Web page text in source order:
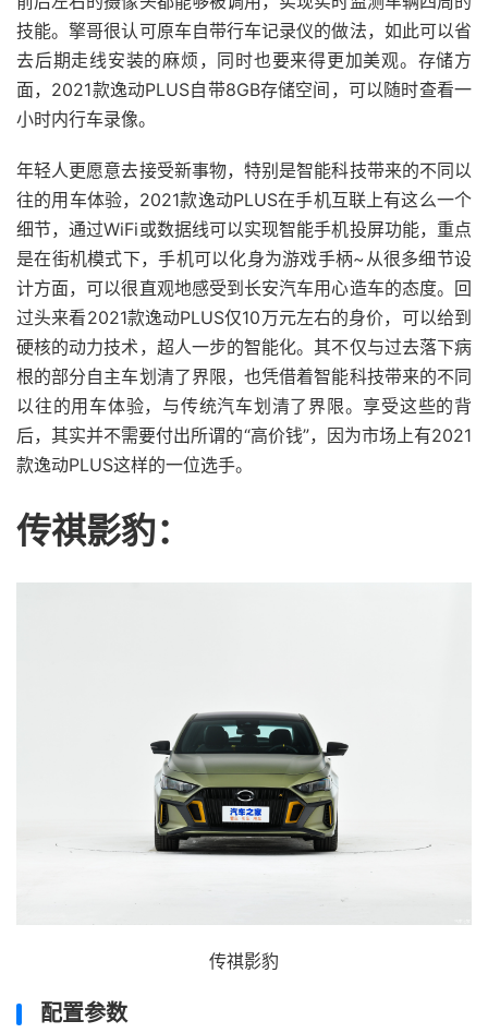
技能。擎哥很认可原车自带行车记录仪的做法，如此可以省
去后期走线安装的麻烦，同时也要来得更加美观。存储方
面，2021款逸动PLUS自带8GB存储空间，可以随时查看一
小时内行车录像。
年轻人更愿意去接受新事物，特别是智能科技带来的不同以
往的用车体验，2021款逸动PLUS在手机互联上有这么一个
细节，通过WiFi或数据线可以实现智能手机投屏功能，重点
是在街机模式下，手机可以化身为游戏手柄~从很多细节设
计方面，可以很直观地感受到长安汽车用心造车的态度。回
过头来看2021款逸动PLUS仅10万元左右的身价，可以给到
硬核的动力技术，超人一步的智能化。其不仅与过去落下病
根的部分自主车划清了界限，也凭借着智能科技带来的不同
以往的用车体验，与传统汽车划清了界限。享受这些的背
后，其实并不需要付出所谓的“高价钱”，因为市场上有2021
款逸动PLUS这样的一位选手。
传祺影豹：
传祺影豹
配置参数